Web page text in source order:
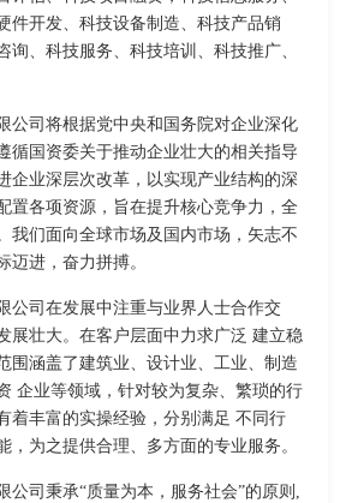
件开发、科技设备制造、科技产品销
询、科技服务、科技培训、科技推广、
公司将根据党中央和国务院对企业深化
循国资委关于推动企业壮大的相关指导
企业深层次改革，以实现产业结构的深
置各项资源，旨在提升核心竞争力，全
我们面向全球市场及国内市场，矢志不
迈进，奋力拼搏。
公司在发展中注重与业界人士合作交
展壮大。在客户层面中力求广泛 建立稳
围涵盖了建筑业、设计业、工业、制造
企业等领域，针对较为复杂、繁琐的行
着丰富的实操经验，分别满足 不同行
，为之提供合理、多方面的专业服务。
公司秉承“质量为本，服务社会”的原则,